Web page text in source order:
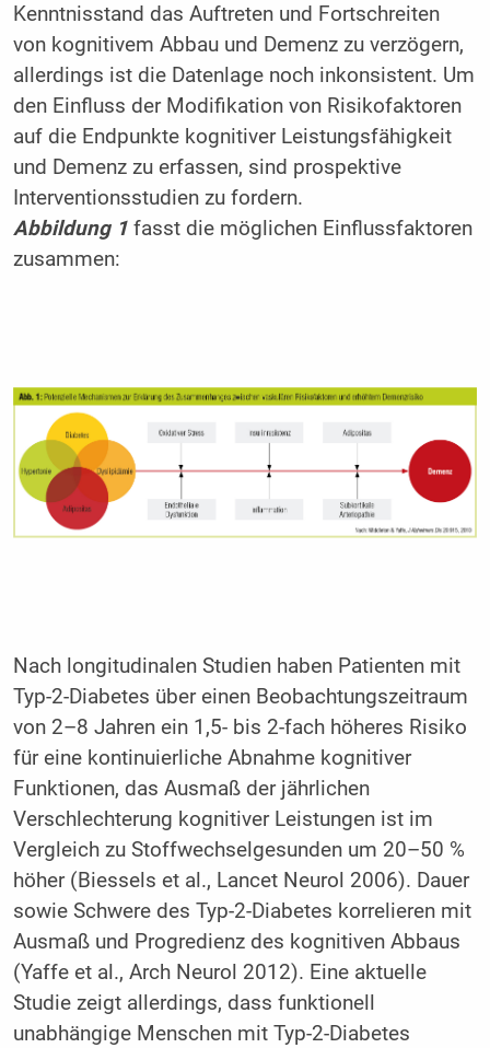
Kenntnisstand das Auftreten und Fortschreiten
von kognitivem Abbau und Demenz zu verzögern,
allerdings ist die Datenlage noch inkonsistent. Um
den Einfluss der Modifikation von Risikofaktoren
auf die Endpunkte kognitiver Leistungsfähigkeit
und Demenz zu erfassen, sind prospektive
Interventionsstudien zu fordern.
Abbildung 1fasst die möglichen Einflussfaktoren
zusammen:
Nach longitudinalen Studien haben Patienten mit
Typ-2-Diabetes über einen Beobachtungszeitraum
von 2–8 Jahren ein 1,5- bis 2-fach höheres Risiko
für eine kontinuierliche Abnahme kognitiver
Funktionen, das Ausmaß der jährlichen
Verschlechterung kognitiver Leistungen ist im
Vergleich zu Stoffwechselgesunden um 20–50 %
höher (Biessels et al., Lancet Neurol 2006). Dauer
sowie Schwere des Typ-2-Diabetes korrelieren mit
Ausmaß und Progredienz des kognitiven Abbaus
(Yaffe et al., Arch Neurol 2012). Eine aktuelle
Studie zeigt allerdings, dass funktionell
unabhängige Menschen mit Typ-2-Diabetes